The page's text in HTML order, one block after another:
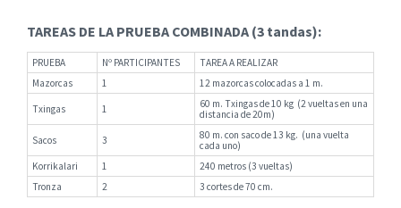
TAREAS DE LA PRUEBA COMBINADA (3 tandas):
PRUEBA Nº PARTICIPANTES
TAREA A REALIZAR
Mazorcas
1 12 mazorcas colocadas a 1 m.
Txingas 1
60 m. Txingas de 10 kg (2 vueltas en una
distancia de 20m)
Sacos 3
80 m. con saco de 13 kg. (una vuelta
cada uno)
Korrikalari
1
240 metros (3 vueltas)
Tronza
2 3 cortes de 70 cm.